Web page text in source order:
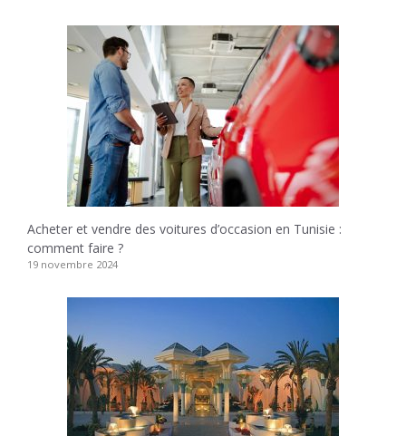
Acheter et vendre des voitures d’occasion en Tunisie :
comment faire ?
19 novembre 2024